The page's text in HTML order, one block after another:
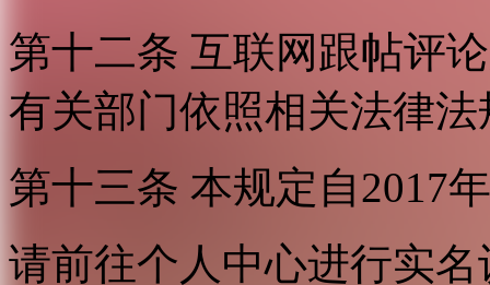
第十二条 互联网跟帖评
有关部门依照相关法律
第十三条 本规定自2017
请前往个人中心进行实名